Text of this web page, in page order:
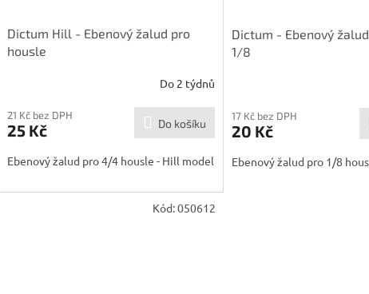
Dictum Hill - Ebenový žalud pro
housle
Do 2 týdnů
21 Kč bez DPH
25 Kč Do košíku
Ebenový žalud pro 4/4 housle - Hill model
Dictum - Ebenový
1/8
17 Kč bez DPH
20 Kč
Ebenový žalud pro 1/8
Kód:050612